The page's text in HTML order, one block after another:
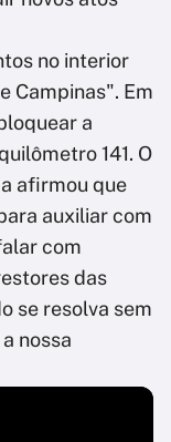
no interior
Campinas". Em
a
141. O
afirmou que
auxiliar com
com
das
se resolva sem
nossa